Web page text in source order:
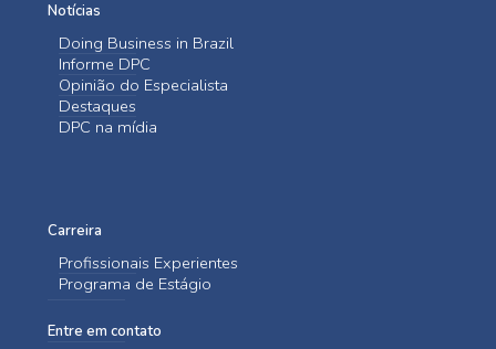
Notícias
Doing Business in Brazil
Informe DPC
Opinião do Especialista
Destaques
DPC na mídia
Carreira
Profissionais Experientes
Programa de Estágio
Entre em contato